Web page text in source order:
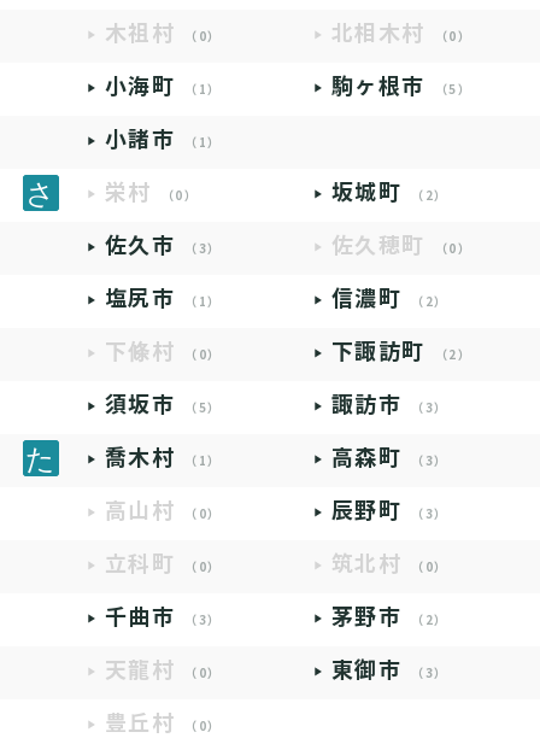
木祖村 （0） 北相木村 （0）
小海町 （1） 駒ヶ根市 （5）
小諸市 （1）
栄村 （0） 坂城町 （2）
佐久市 （3） 佐久穂町 （0）
塩尻市 （1） 信濃町 （2）
下條村 （0） 下諏訪町 （2）
須坂市 （5） 諏訪市 （3）
喬木村 （1） 高森町 （3）
高山村 （0） 辰野町 （3）
立科町 （0） 筑北村 （0）
千曲市 （3） 茅野市 （2）
天龍村 （0） 東御市 （3）
豊丘村 （0）